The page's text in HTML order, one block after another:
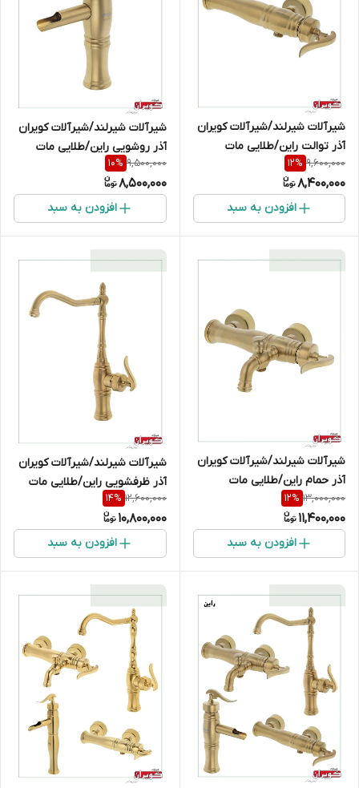
شیرآلات شیرلند/شیرآلات کویران
آذر توالت راین/طلایی مات
9,600,000
12%
8,400,000
افزودن به سبد
شیرآلات شیرلند/شیرآلات کویران
آذر روشویی راین/طلایی مات
9,500,000
10%
8,500,000
افزودن به سبد
شیرآلات شیرلند/شیرآلات کویران
آذر حمام راین/طلایی مات
13,000,000
12%
11,400,000
افزودن به سبد
شیرآلات شیرلند/شیرآلات کویران
آذر ظرفشویی راین/طلایی مات
12,600,000
14%
10,800,000
افزودن به سبد